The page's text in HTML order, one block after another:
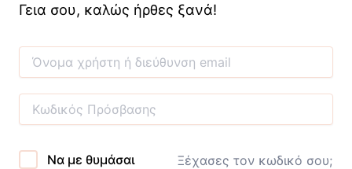
Γεια σου, καλώς ήρθες ξανά!
Να με θυμάσαι Ξέχασες τον κωδικό σου;